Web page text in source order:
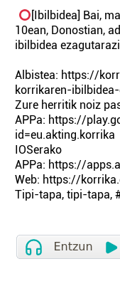
[Ibilbidea] Bai,
10ean, Donostian,
ibilbidea
Albistea: https://
korrikaren-
Zure herritik noiz
APPa: https://
id=eu.akting.korrika
IOSerako
APPa: https://
Web: https://
Tipi-tapa, tipi-tapa,